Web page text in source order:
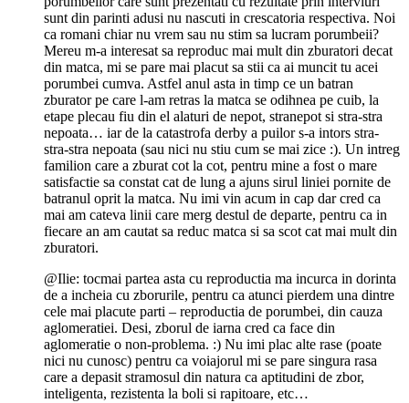
sunt din parinti adusi nu nascuti in crescatoria respectiva. Noi
ca romani chiar nu vrem sau nu stim sa lucram porumbeii?
Mereu m-a interesat sa reproduc mai mult din zburatori decat
din matca, mi se pare mai placut sa stii ca ai muncit tu acei
porumbei cumva. Astfel anul asta in timp ce un batran
zburator pe care l-am retras la matca se odihnea pe cuib, la
etape plecau fiu din el alaturi de nepot, stranepot si stra-stra
nepoata… iar de la catastrofa derby a puilor s-a intors stra-
stra-stra nepoata (sau nici nu stiu cum se mai zice :). Un intreg
familion care a zburat cot la cot, pentru mine a fost o mare
satisfactie sa constat cat de lung a ajuns sirul liniei pornite de
batranul oprit la matca. Nu imi vin acum in cap dar cred ca
mai am cateva linii care merg destul de departe, pentru ca in
fiecare an am cautat sa reduc matca si sa scot cat mai mult din
zburatori.
@Ilie: tocmai partea asta cu reproductia ma incurca in dorinta
de a incheia cu zborurile, pentru ca atunci pierdem una dintre
cele mai placute parti – reproductia de porumbei, din cauza
aglomeratiei. Desi, zborul de iarna cred ca face din
aglomeratie o non-problema. :) Nu imi plac alte rase (poate
nici nu cunosc) pentru ca voiajorul mi se pare singura rasa
care a depasit stramosul din natura ca aptitudini de zbor,
inteligenta, rezistenta la boli si rapitoare, etc…